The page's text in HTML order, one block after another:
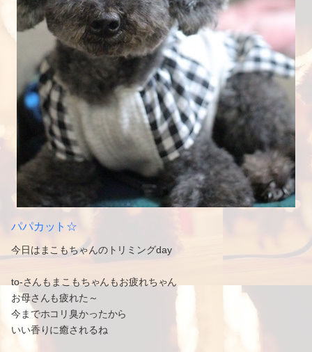
パパカット☆
今日はまこもちゃんのトリミングday
to-さんもまこもちゃんもお疲れちゃん
お母さんも疲れた～
今までホコリ臭かったから
いい香りに癒されるね